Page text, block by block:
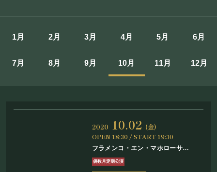
アクセス
RESERVATION
1月 2月 3月 4月 5月 6月
7月 8月 9月 10月 11月 12月
2020 10.02 (金)
OPEN 18:30 / START 19:30
フラメンコ・エン・マホローサ
Vol.28
偶数月定期公演